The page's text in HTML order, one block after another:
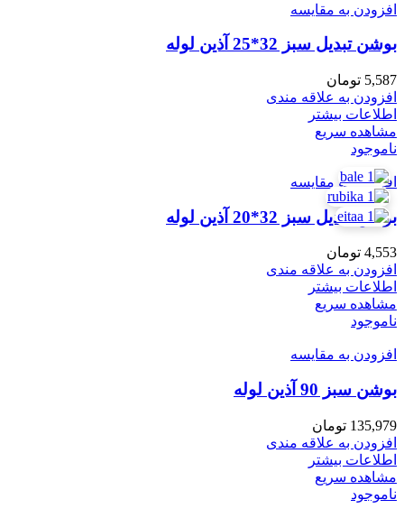
افزودن به مقایسه
بوشن تبدیل سبز 32*25 آذین لوله
5,587 تومان
افزودن به علاقه مندی
اطلاعات بیشتر
مشاهده سریع
ناموجود
افزودن به مقایسه
بوشن تبدیل سبز 32*20 آذین لوله
4,553 تومان
افزودن به علاقه مندی
اطلاعات بیشتر
مشاهده سریع
ناموجود
افزودن به مقایسه
بوشن سبز 90 آذین لوله
135,979 تومان
افزودن به علاقه مندی
اطلاعات بیشتر
مشاهده سریع
ناموجود